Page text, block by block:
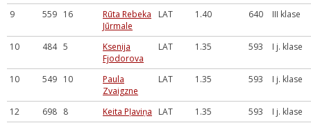
9
559 16
Rūta Rebeka
Jūrmale
LAT 1.40 640 III klase
10 484 5
Ksenija
Fjodorova
LAT 1.35 593 I j. klase
10 549 10
Paula
Zvaigzne
LAT 1.35 593 I j. klase
12 698 8 Keita Pļaviņa LAT 1.35 593
I j. klase